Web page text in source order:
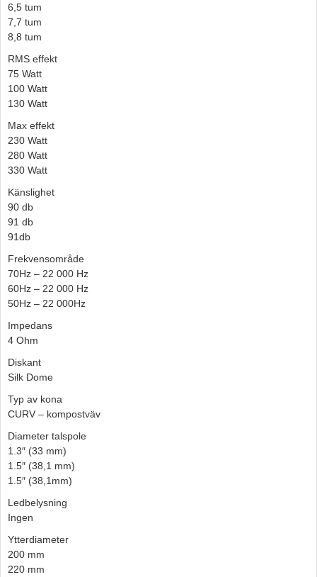
6,5 tum
7,7 tum
8,8 tum
RMS effekt
75 Watt
100 Watt
130 Watt
Max effekt
230 Watt
280 Watt
330 Watt
Känslighet
90 db
91 db
91db
Frekvensområde
70Hz – 22 000 Hz
60Hz – 22 000 Hz
50Hz – 22 000Hz
Impedans
4 Ohm
Diskant
Silk Dome
Typ av kona
CURV – kompostväv
Diameter talspole
1.3″ (33 mm)
1.5″ (38,1 mm)
1.5″ (38,1mm)
Ledbelysning
Ingen
Ytterdiameter
200 mm
220 mm